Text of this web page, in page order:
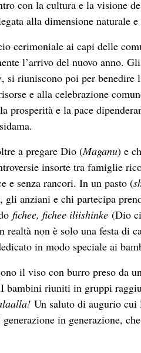
con la cultura e la visione
alla dimensione naturale e
cerimoniale ai capi delle
l’arrivo del nuovo anno.
, si riuniscono poi per benedire
e alla celebrazione
prosperità e la pace
a pregare Dio (Maganu) e
insorte tra famiglie
e senza rancori. In un pasto (
, gli anziani e chi partecipa
fichee, fichee iliishinke (Dio
realtà non è solo una festa di
in modo speciale ai
il viso con burro preso da
bambini riuniti in gruppi
Un saluto di augurio cui
in generazione,